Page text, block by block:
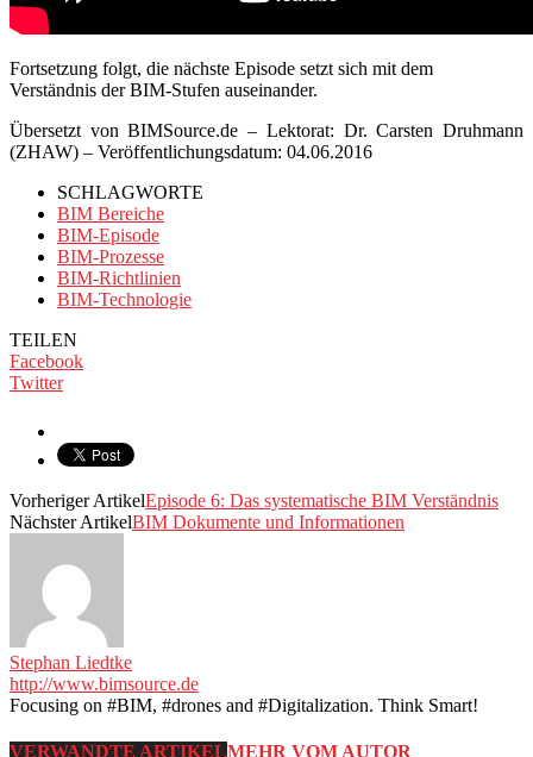
Fortsetzung folgt, die nächste Episode setzt sich mit dem
Verständnis der BIM-Stufen auseinander.
Übersetzt von BIMSource.de – Lektorat: Dr. Carsten Druhmann
(ZHAW) – Veröffentlichungsdatum: 04.06.2016
SCHLAGWORTE
BIM Bereiche
BIM-Episode
BIM-Prozesse
BIM-Richtlinien
BIM-Technologie
TEILEN
Facebook
Twitter
Vorheriger ArtikelEpisode 6: Das systematische BIM Verständnis
Nächster ArtikelBIM Dokumente und Informationen
Stephan Liedtke
http://www.bimsource.de
Focusing on #BIM, #drones and #Digitalization. Think Smart!
VERWANDTE ARTIKELMEHR VOM AUTOR